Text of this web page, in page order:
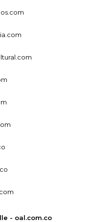
- oal.com.co